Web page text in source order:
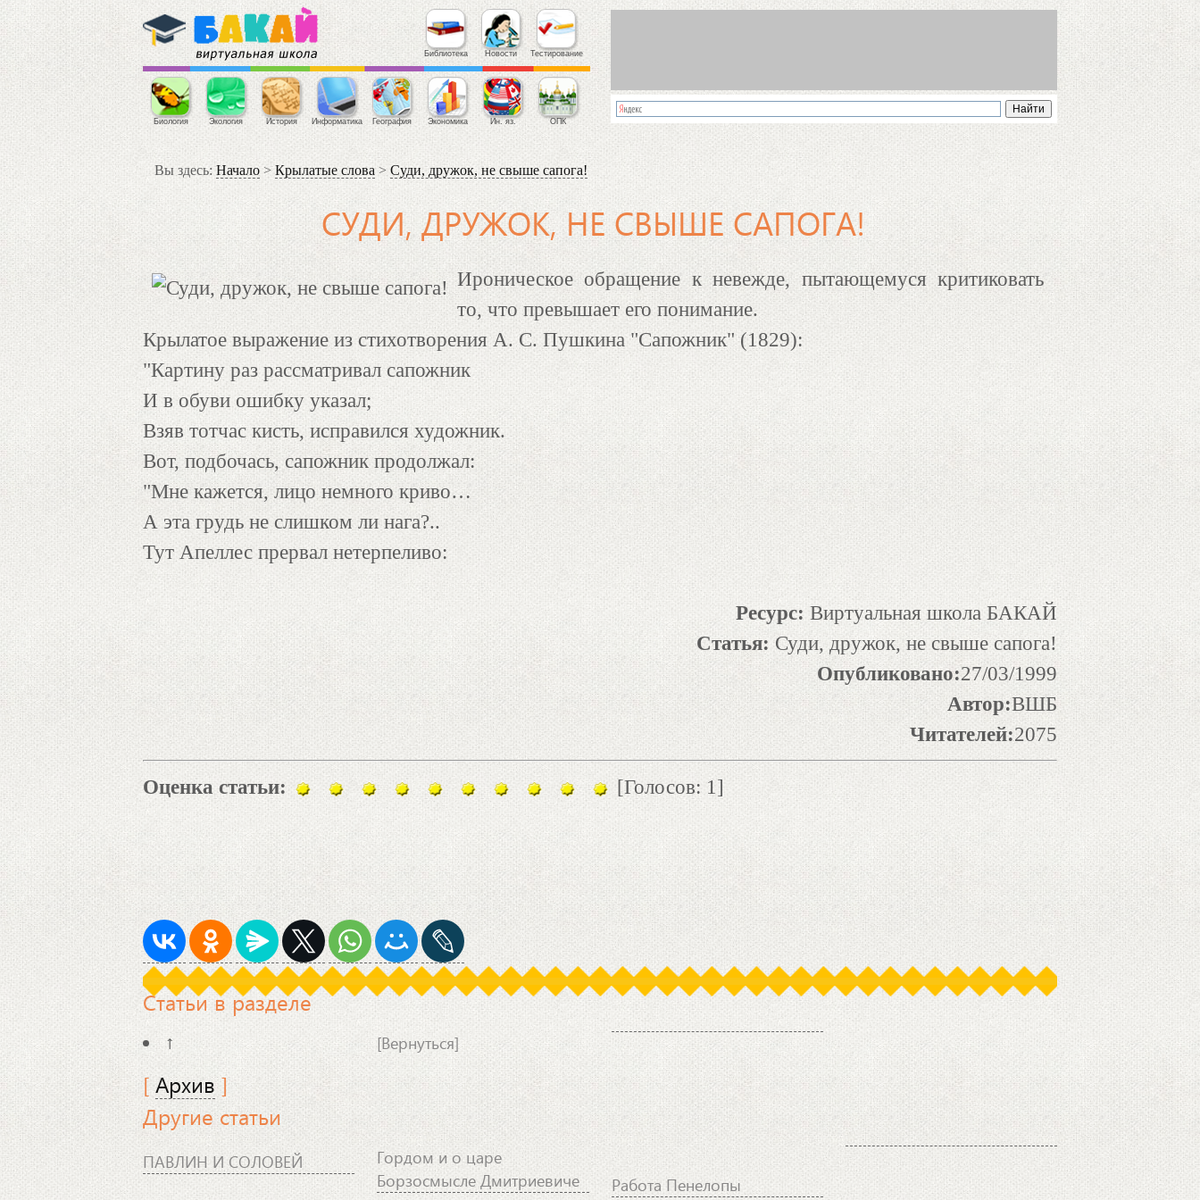
Библиотека Новости Тестирование
Биология Экология История Информатика География Экономика Ин. яз. ОПК
Вы здесь: Начало>Крылатые слова >Суди, дружок, не свыше сапога!
СУДИ, ДРУЖОК, НЕ СВЫШЕ САПОГА!
Ироническое обращение к невежде, пытающемуся критиковать
то, что превышает его понимание.
Крылатое выражение из стихотворения А. С. Пушкина "Сапожник" (1829):
"Картину раз рассматривал сапожник
И в обуви ошибку указал;
Взяв тотчас кисть, исправился художник.
Вот, подбочась, сапожник продолжал:
"Мне кажется, лицо немного криво…
А эта грудь не слишком ли нага?..
Тут Апеллес прервал нетерпеливо:
Ресурс: Виртуальная школа БАКАЙ
Статья: Суди, дружок, не свыше сапога!
Опубликовано:27/03/1999
Автор:ВШБ
Читателей:2075
Оценка статьи: [Голосов: 1]
Статьи в разделе
↑ [Вернуться]
[Архив]
Другие статьи
ПАВЛИН И СОЛОВЕЙ
Гордом и о царе
Борзосмысле Дмитриевиче
Работа Пенелопы